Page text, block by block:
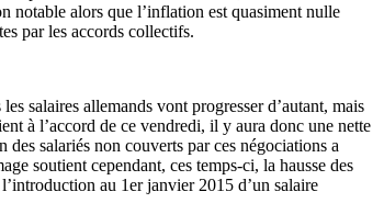
notable alors que l’inflation est quasiment nulle
par les accords collectifs.
salaires allemands vont progresser d’autant, mais
à l’accord de ce vendredi, il y aura donc une nette
salariés non couverts par ces négociations a
soutient cependant, ces temps-ci, la hausse des
au 1er janvier 2015 d’un salaire